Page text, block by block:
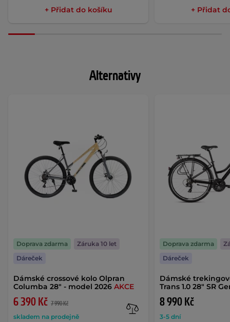
+ Přidat do košíku + Přidat
Alternativy
Dámské crossové kolo Olpran
Columba 28" - model 2026 AKCE
6 390 Kč 7 990 Kč
skladem na prodejně
Doprava zdarma
Záruka 10 let
Dáreček
Dámské
Trans 1.0 28" SR
8 990 Kč
3-5 dní
Doprava zdarma
Dáreček